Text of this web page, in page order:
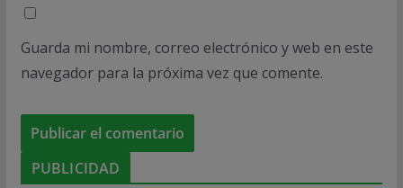
Guarda mi nombre, correo electrónico y web en este
navegador para la próxima vez que comente.
PUBLICIDAD